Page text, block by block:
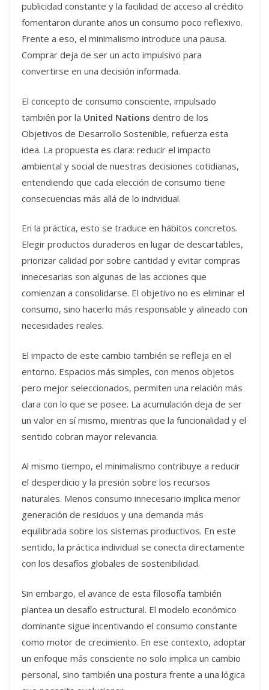
publicidad constante y la facilidad de acceso al crédito
fomentaron durante años un consumo poco reflexivo.
Frente a eso, el minimalismo introduce una pausa.
Comprar deja de ser un acto impulsivo para
convertirse en una decisión informada.
El concepto de consumo consciente, impulsado
también por la United Nations dentro de los
Objetivos de Desarrollo Sostenible, refuerza esta
idea. La propuesta es clara: reducir el impacto
ambiental y social de nuestras decisiones cotidianas,
entendiendo que cada elección de consumo tiene
consecuencias más allá de lo individual.
En la práctica, esto se traduce en hábitos concretos.
Elegir productos duraderos en lugar de descartables,
priorizar calidad por sobre cantidad y evitar compras
innecesarias son algunas de las acciones que
comienzan a consolidarse. El objetivo no es eliminar el
consumo, sino hacerlo más responsable y alineado con
necesidades reales.
El impacto de este cambio también se refleja en el
entorno. Espacios más simples, con menos objetos
pero mejor seleccionados, permiten una relación más
clara con lo que se posee. La acumulación deja de ser
un valor en sí mismo, mientras que la funcionalidad y el
sentido cobran mayor relevancia.
Al mismo tiempo, el minimalismo contribuye a reducir
el desperdicio y la presión sobre los recursos
naturales. Menos consumo innecesario implica menor
generación de residuos y una demanda más
equilibrada sobre los sistemas productivos. En este
sentido, la práctica individual se conecta directamente
con los desafíos globales de sostenibilidad.
Sin embargo, el avance de esta filosofía también
plantea un desafío estructural. El modelo económico
dominante sigue incentivando el consumo constante
como motor de crecimiento. En ese contexto, adoptar
un enfoque más consciente no solo implica un cambio
personal, sino también una postura frente a una lógica